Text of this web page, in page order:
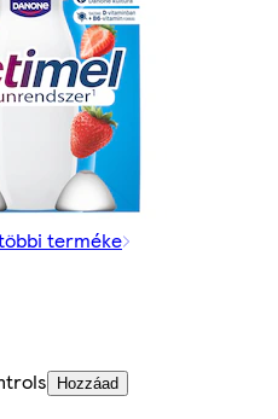
terméke
Hozzáad